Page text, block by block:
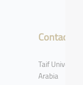
Contact
Taif
Arabia